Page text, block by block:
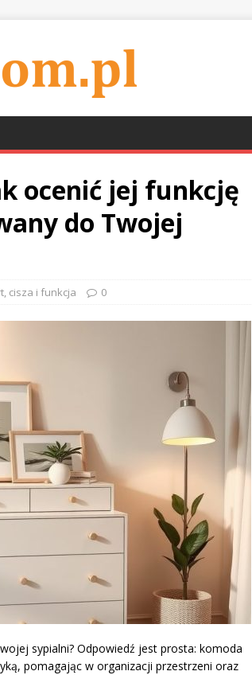
ocenić jej funkcję
do Twojej
cisza i funkcja 0
sypialni? Odpowiedź jest prosta: komoda
pomagając w organizacji przestrzeni oraz